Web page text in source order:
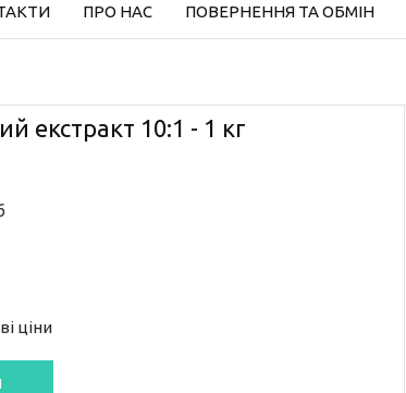
ПРО НАС ПОВЕРНЕННЯ ТА ОБМІН
екстракт 10:1 - 1 кг
ціни